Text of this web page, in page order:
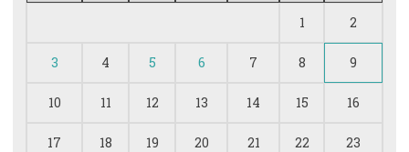
1 2
3 4 5 6 7 8 9
10 11 12 13 14 15 16
17 18 19 20 21 22 23